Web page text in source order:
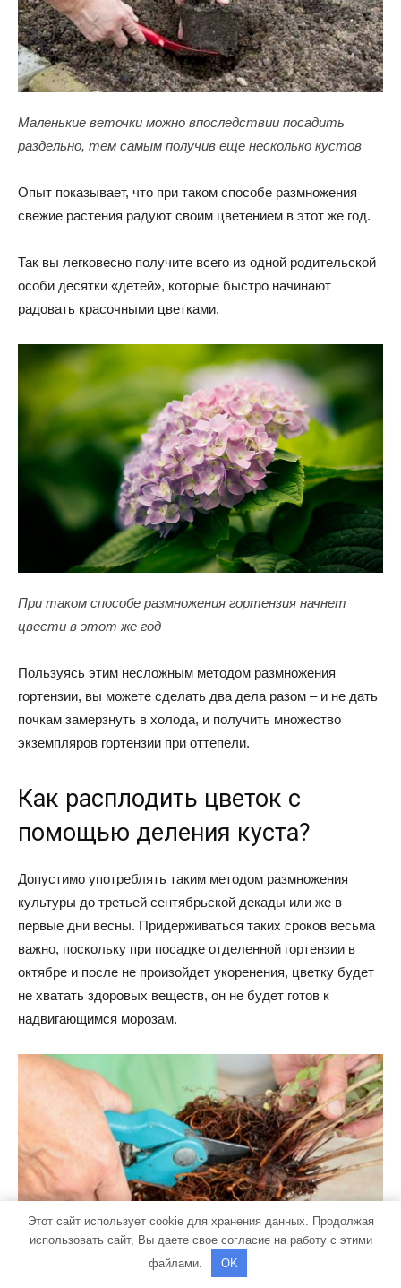
Маленькие веточки можно впоследствии посадить
раздельно, тем самым получив еще несколько кустов
Опыт показывает, что при таком способе размножения
свежие растения радуют своим цветением в этот же год.
Так вы легковесно получите всего из одной родительской
особи десятки «детей», которые быстро начинают
радовать красочными цветками.
При таком способе размножения гортензия начнет
цвести в этот же год
Пользуясь этим несложным методом размножения
гортензии, вы можете сделать два дела разом – и не дать
почкам замерзнуть в холода, и получить множество
экземпляров гортензии при оттепели.
Как расплодить цветок с
помощью деления куста?
Допустимо употреблять таким методом размножения
культуры до третьей сентябрьской декады или же в
первые дни весны. Придерживаться таких сроков весьма
важно, поскольку при посадке отделенной гортензии в
октябре и после не произойдет укоренения, цветку будет
не хватать здоровых веществ, он не будет готов к
надвигающимся морозам.
Этот сайт использует cookie для хранения данных. Продолжая
использовать сайт, Вы даете свое согласие на работу с этими
файлами.
OK